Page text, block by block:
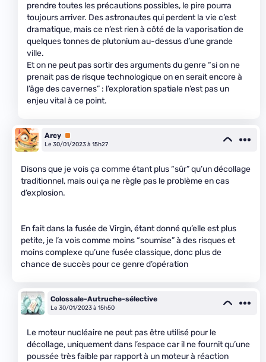
prendre toutes les précautions possibles, le pire pourra
toujours arriver. Des astronautes qui perdent la vie c’est
dramatique, mais ce n’est rien à côté de la vaporisation de
quelques tonnes de plutonium au-dessus d’une grande
ville.
Et on ne peut pas sortir des arguments du genre “si on ne
prenait pas de risque technologique on en serait encore à
l’âge des cavernes” : l’exploration spatiale n’est pas un
enjeu vital à ce point.
Arcy Premium
Le 30/01/2023 à 15h27
Disons que je vois ça comme étant plus “sûr” qu’un décollage
traditionnel, mais oui ça ne règle pas le problème en cas
d’explosion.
En fait dans la fusée de Virgin, étant donné qu’elle est plus
petite, je l’a vois comme moins “soumise” à des risques et
moins complexe qu’une fusée classique, donc plus de
chance de succès pour ce genre d’opération
Colossale-Autruche-sélective
Le 30/01/2023 à 15h50
Le moteur nucléaire ne peut pas être utilisé pour le
décollage, uniquement dans l’espace car il ne fournit qu’une
poussée très faible par rapport à un moteur à réaction